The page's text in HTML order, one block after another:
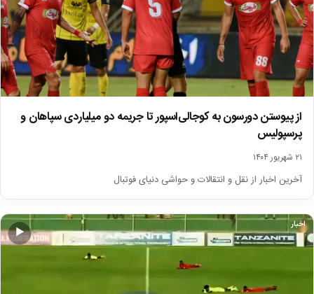
از پیوستن دورسون به کوجالی‌اسپور تا جریمه دو میلیاردی سپاهان و
پرسپولیس
۲۱ شهریور ۱۴۰۴
آخرین اخبار از نقل و انتقالات و حواشی دنیای فوتبال
▶
اخبار